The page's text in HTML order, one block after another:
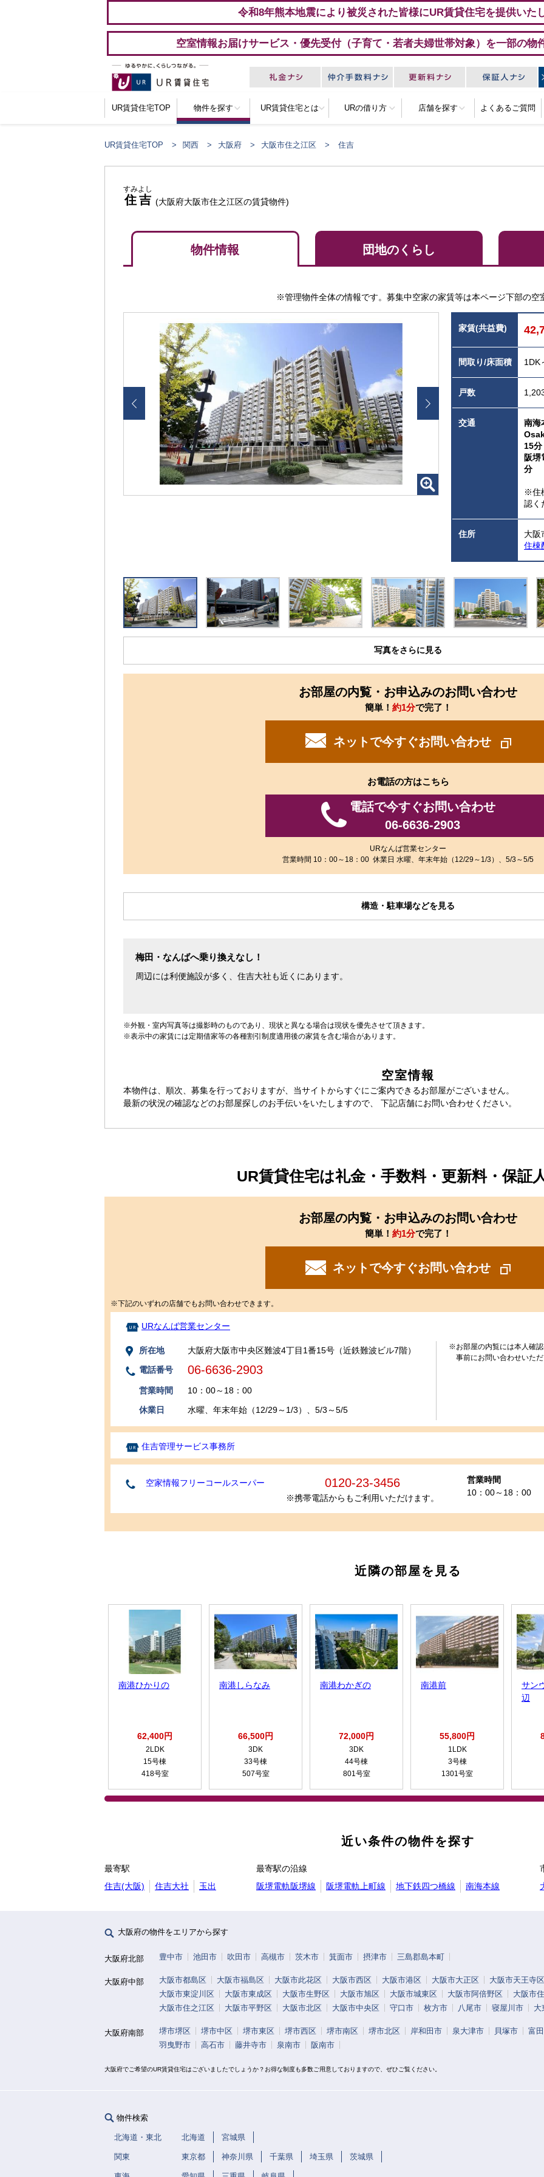
令和8年熊本地震により被災された皆様にUR賃貸住宅を提供いた
空室情報お届けサービス・優先受付（子育て・若者夫婦世帯対象）を一部の物
UR賃貸住宅TOP 物件を探す UR賃貸住宅とは URの借り方 店舗を探す よくあるご質問
UR賃貸住宅TOP 関西 大阪府 大阪市住之江区 住吉
住吉
すみよし
(大阪府大阪市住之江区の賃貸物件)
物件情報 団地のくらし
※管理物件全体の情報です。募集中空家の家賃等は本ページ下部の空
ク
す
る
と、
拡
れ
家賃(共益費)
間取り/床面積 1DK
戸数
交通
南海
15分
阪堺
分
※住
認く
住所
大阪
住棟
写真をさらに見る
お部屋の内覧・お申込みのお問い合わせ
簡単！ 約1分で完了！
ネットで今すぐお問い合わせ
お電話の方はこちら
電話で今すぐお問い合わせ
06-6636-2903
URなんば営業センター
営業時間 10：00～18：00 休業日 水曜、年末年始（12/29～1/3）、5/3～5/5
構造・駐車場などを見る
梅田・なんばへ乗り換えなし！
周辺には利便施設が多く、住吉大社も近くにあります。
※外観・室内写真等は撮影時のものであり、現状と異なる場合は現状を優先させて頂きます。
※表示中の家賃には定期借家等の各種割引制度適用後の家賃を含む場合があります。
空室情報
本物件は、順次、募集を行っておりますが、当サイトからすぐにご案内できるお部屋がございません。
最新の状況の確認などのお部屋探しのお手伝いをいたしますので、 下記店舗にお問い合わせください。
UR賃貸住宅は礼金・手数料・更新料・保証
お部屋の内覧・お申込みのお問い合わせ
簡単！ 約1分で完了！
ネットで今すぐお問い合わせ
※下記のいずれの店舗でもお問い合わせできます。
URなんば営業センター
所在地
大阪府大阪市中央区難波4丁目1番15号（近鉄難波ビル7階）
電話番号
06-6636-2903
営業時間
10：00～18：00
休業日
水曜、年末年始（12/29～1/3）、5/3～5/5
※お部屋の内覧には本人確
事前にお問い合わせいた
住吉管理サービス事務所
空家情報フリーコールスーパー 0120-23-3456
※携帯電話からもご利用いただけます。
営業時間
10：00～18：00
近隣の部屋を見る
南港ひかりの
62,400円
2LDK
15号棟
418号室
南港しらなみ
66,500円
3DK
33号棟
507号室
南港わかぎの
72,000円
3DK
44号棟
801号室
南港前
55,800円
1LDK
3号棟
1301号室
サン
辺
近い条件の物件を探す
最寄駅
住吉(大阪)
住吉大社 玉出
最寄駅の沿線
阪堺電軌阪堺線
阪堺電軌上町線 地下鉄四つ橋線 南海本線
大阪府の物件をエリアから探す
大阪府北部 豊中市 池田市 吹田市 高槻市 茨木市 箕面市 摂津市 三島郡島本町
大阪府中部 大阪市都島区 大阪市福島区 大阪市此花区 大阪市西区 大阪市港区 大阪市大正区
大阪市天王寺区
大阪市東淀川区
大阪市東成区 大阪市生野区 大阪市旭区 大阪市城東区 大阪市阿倍野区
大阪市
大阪市住之江区
大阪市平野区 大阪市北区 大阪市中央区 守口市 枚方市 八尾市 寝屋川市 大
大阪府南部 堺市堺区 堺市中区 堺市東区 堺市西区 堺市南区 堺市北区 岸和田市 泉大津市 貝塚市
富
羽曳野市
高石市 藤井寺市 泉南市 阪南市
大阪府でご希望のUR賃貸住宅はございましたでしょうか？お得な制度も多数ご用意しておりますので、ぜひご覧ください。
物件検索
北海道・東北 北海道 宮城県
関東 東京都 神奈川県 千葉県 埼玉県 茨城県